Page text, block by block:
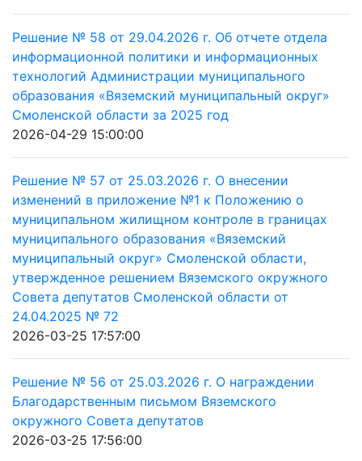
Решение № 58 от 29.04.2026 г. Об отчете отдела
информационной политики и информационных
технологий Администрации муниципального
образования «Вяземский муниципальный округ»
Смоленской области за 2025 год
2026-04-29 15:00:00
Решение № 57 от 25.03.2026 г. О внесении
изменений в приложение №1 к Положению о
муниципальном жилищном контроле в границах
муниципального образования «Вяземский
муниципальный округ» Смоленской области,
утвержденное решением Вяземского окружного
Совета депутатов Смоленской области от
24.04.2025 № 72
2026-03-25 17:57:00
Решение № 56 от 25.03.2026 г. О награждении
Благодарственным письмом Вяземского
окружного Совета депутатов
2026-03-25 17:56:00